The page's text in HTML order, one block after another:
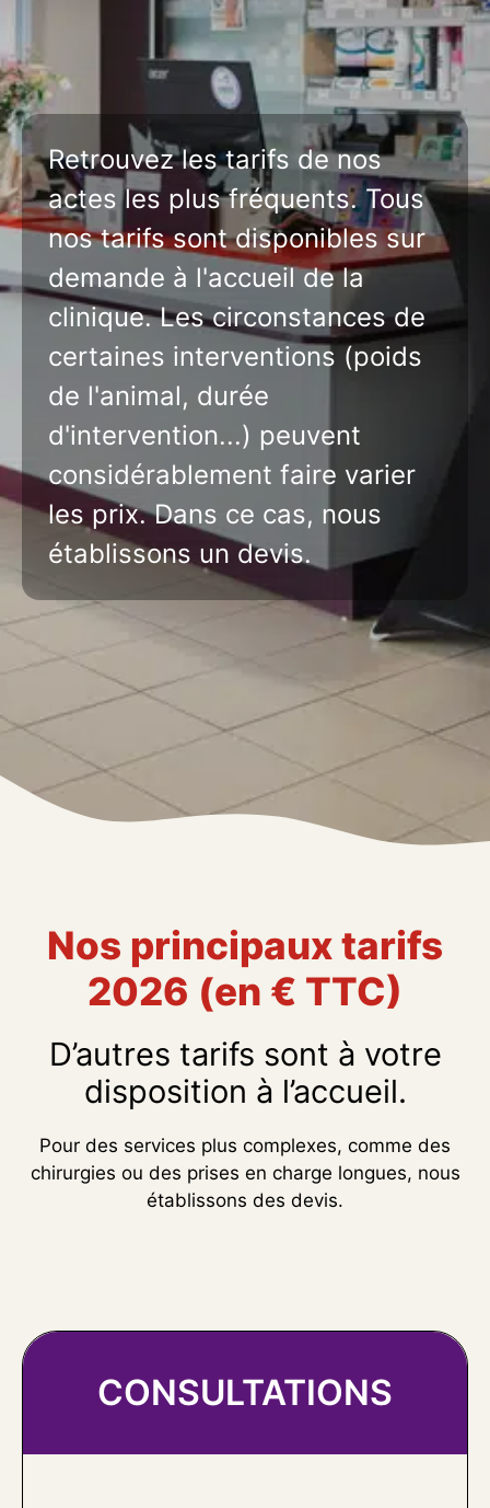
Retrouvez les tarifs de nos
actes les plus fréquents. Tous
nos tarifs sont disponibles sur
demande à l'accueil de la
clinique. Les circonstances de
certaines interventions (poids
de l'animal, durée
d'intervention...) peuvent
considérablement faire varier
les prix. Dans ce cas, nous
établissons un devis.
Nos principaux tarifs
2026 (en € TTC)
D’autres tarifs sont à votre
disposition à l’accueil.
Pour des services plus complexes, comme des
chirurgies ou des prises en charge longues, nous
établissons des devis.
CONSULTATIONS